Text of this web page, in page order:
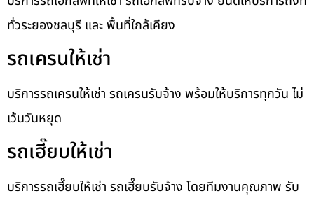
ทั่วระยองชลบุรี และ พื้นที่ใกล้เคียง
รถเครนให้เช่า
บริการรถเครนให้เช่า รถเครนรับจ้าง พร้อมให้บริการทุกวัน ไม่
เว้นวันหยุด
รถเฮี๊ยบให้เช่า
บริการรถเฮี๊ยบให้เช่า รถเฮี๊ยบรับจ้าง โดยทีมงานคุณภาพ รับ